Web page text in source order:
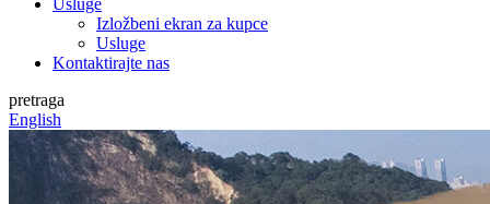
Usluge
Izložbeni ekran za kupce
Usluge
Kontaktirajte nas
pretraga
English